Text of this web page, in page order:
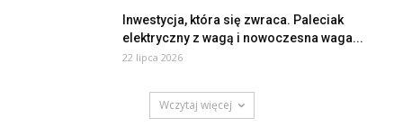
Inwestycja, która się zwraca. Paleciak
elektryczny z wagą i nowoczesna waga...
22 lipca 2026
Wczytaj więcej